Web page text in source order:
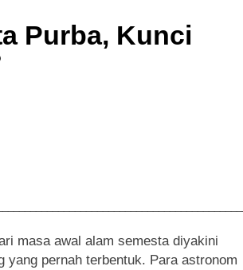
Purba, Kunci
masa awal alam semesta diyakini
yang pernah terbentuk. Para astronom